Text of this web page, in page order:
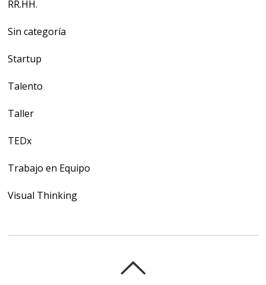
RR.HH.
Sin categoría
Startup
Talento
Taller
TEDx
Trabajo en Equipo
Visual Thinking